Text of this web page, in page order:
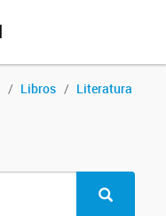
Libros
Literatura